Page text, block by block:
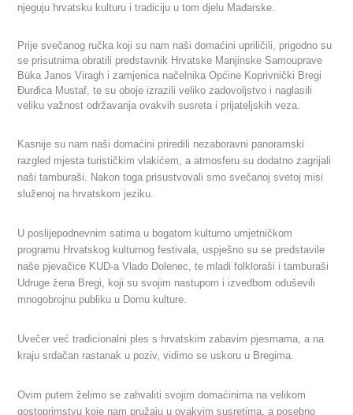
njeguju hrvatsku kulturu i tradiciju u tom djelu Mađarske.
Prije svečanog ručka koji su nam naši domaćini upriličili, prigodno su
se prisutnima obratili predstavnik Hrvatske Manjinske Samouprave
Büka Janos Viragh i zamjenica načelnika Općine Koprivnički Bregi
Đurđica Mustaf, te su oboje izrazili veliko zadovoljstvo i naglasili
veliku važnost održavanja ovakvih susreta i prijateljskih veza.
Kasnije su nam naši domaćini priredili nezaboravni panoramski
razgled mjesta turističkim vlakićem, a atmosferu su dodatno zagrijali
naši tamburaši. Nakon toga prisustvovali smo svečanoj svetoj misi
služenoj na hrvatskom jeziku.
U poslijepodnevnim satima u bogatom kulturno umjetničkom
programu Hrvatskog kulturnog festivala, uspješno su se predstavile
naše pjevačice KUD-a Vlado Dolenec, te mladi folkloraši i tamburaši
Udruge žena Bregi, koji su svojim nastupom i izvedbom oduševili
mnogobrojnu publiku u Domu kulture.
Uvečer već tradicionalni ples s hrvatskim zabavim pjesmama, a na
kraju srdačan rastanak u poziv, vidimo se uskoru u Bregima.
Ovim putem želimo se zahvaliti svojim domaćinima na velikom
gostoprimstvu koje nam pružaju u ovakvim susretima, a posebno